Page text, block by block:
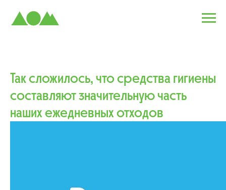
Так сложилось, что средства гигиены
составляют значительную часть
наших ежедневных отходов